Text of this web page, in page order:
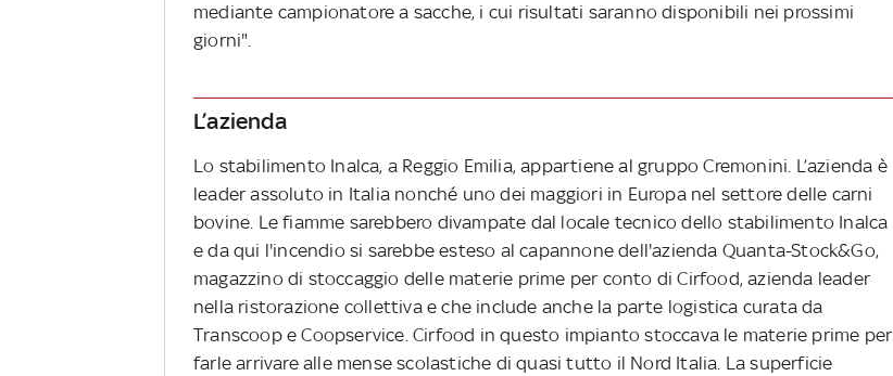
mediante campionatore a sacche, i cui risultati saranno disponibili nei prossimi
giorni".
L’azienda
Lo stabilimento Inalca, a Reggio Emilia, appartiene al gruppo Cremonini. L’azienda è
leader assoluto in Italia nonché uno dei maggiori in Europa nel settore delle carni
bovine. Le fiamme sarebbero divampate dal locale tecnico dello stabilimento Inalca
e da qui l'incendio si sarebbe esteso al capannone dell'azienda Quanta-Stock&Go,
magazzino di stoccaggio delle materie prime per conto di Cirfood, azienda leader
nella ristorazione collettiva e che include anche la parte logistica curata da
Transcoop e Coopservice. Cirfood in questo impianto stoccava le materie prime per
farle arrivare alle mense scolastiche di quasi tutto il Nord Italia. La superficie